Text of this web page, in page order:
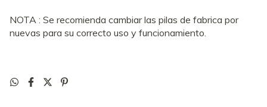
NOTA : Se recomienda cambiar las pilas de fabrica por
nuevas para su correcto uso y funcionamiento.